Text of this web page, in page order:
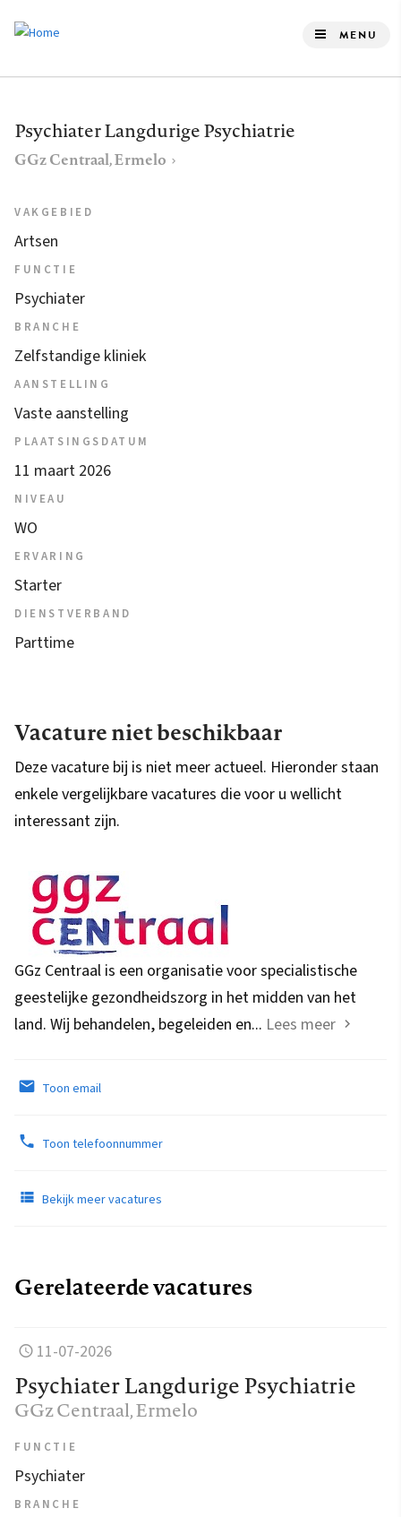
de
gaan
MENU
Psychiater Langdurige Psychiatrie
GGz Centraal, Ermelo
VAKGEBIED
Artsen
FUNCTIE
Psychiater
BRANCHE
Zelfstandige kliniek
AANSTELLING
Vaste aanstelling
PLAATSINGSDATUM
11 maart 2026
NIVEAU
WO
ERVARING
Starter
DIENSTVERBAND
Parttime
Vacature niet beschikbaar
Deze vacature bij is niet meer actueel. Hieronder staan
enkele vergelijkbare vacatures die voor u wellicht
interessant zijn.
GGz Centraal is een organisatie voor specialistische
geestelijke gezondheidszorg in het midden van het
land. Wij behandelen, begeleiden en... Lees meer
Toon email
Toon telefoonnummer
Bekijk meer vacatures
Gerelateerde vacatures
11-07-2026
Psychiater Langdurige Psychiatrie
GGz Centraal, Ermelo
FUNCTIE
Psychiater
BRANCHE